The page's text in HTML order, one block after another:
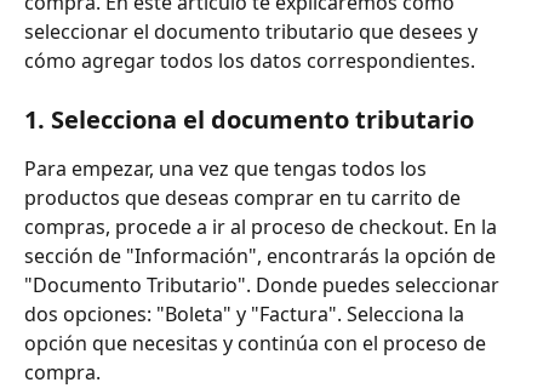
seleccionar el documento tributario que desees y
cómo agregar todos los datos correspondientes.
1. Selecciona el documento tributario
Para empezar, una vez que tengas todos los
productos que deseas comprar en tu carrito de
compras, procede a ir al proceso de checkout. En la
sección de "Información", encontrarás la opción de
"Documento Tributario". Donde puedes seleccionar
dos opciones: "Boleta" y "Factura". Selecciona la
opción que necesitas y continúa con el proceso de
compra.